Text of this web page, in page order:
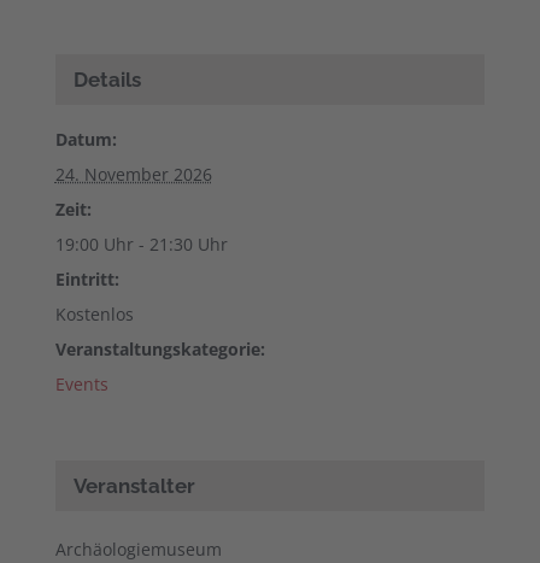
Details
Datum:
24. November 2026
Zeit:
19:00 Uhr - 21:30 Uhr
Eintritt:
Kostenlos
Veranstaltungskategorie:
Events
Veranstalter
Archäologiemuseum